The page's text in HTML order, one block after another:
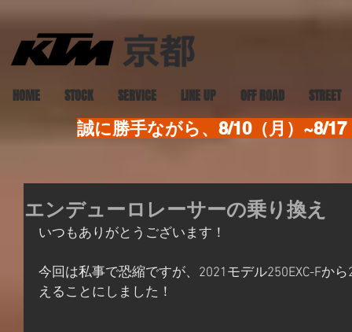
HOME STOCK SERVICE LINE UP OFF ROAD STREET
誠に勝手ながら、8/10（月）~8/
エンデューロレーサーの乗り換え
いつもありがとうございます！
今回は私事で恐縮ですが、2021モデル250EXC-Fか
えることにしました！